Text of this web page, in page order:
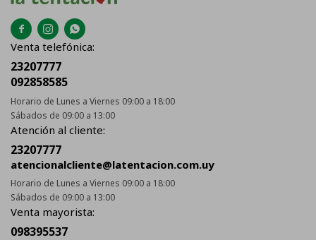
  
Venta telefónica:
23207777
092858585
Horario de Lunes a Viernes 09:00 a 18:00
Sábados de 09:00 a 13:00
Atención al cliente:
23207777
atencionalcliente@latentacion.com.uy
Horario de Lunes a Viernes 09:00 a 18:00
Sábados de 09:00 a 13:00
Venta mayorista:
098395537